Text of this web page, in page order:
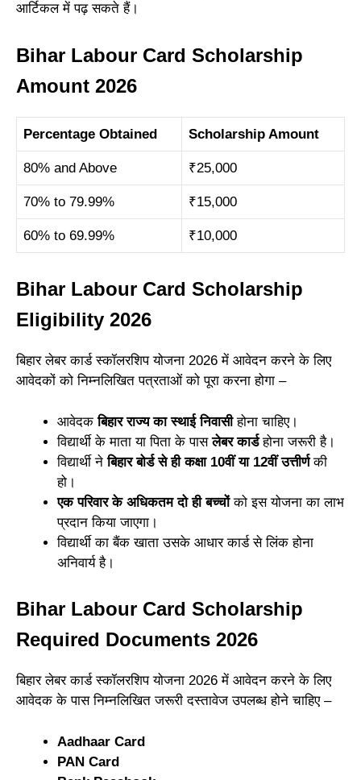
आर्टिकल में पढ़ सकते हैं।
Bihar Labour Card Scholarship
Amount 2026
Percentage Obtained Scholarship Amount
80% and Above ₹25,000
70% to 79.99% ₹15,000
60% to 69.99% ₹10,000
Bihar Labour Card Scholarship
Eligibility 2026
बिहार लेबर कार्ड स्कॉलरशिप योजना 2026 में आवेदन करने के लिए
आवेदकों को निम्नलिखित पत्रताओं को पूरा करना होगा –
आवेदकबिहार राज्य का स्थाई निवासीहोना चाहिए।
विद्यार्थी के माता या पिता के पासलेबर कार्डहोना जरूरी है।
विद्यार्थी नेबिहार बोर्ड से ही कक्षा 10वीं या 12वीं उत्तीर्णकी
हो।
एक परिवार के अधिकतम दो ही बच्चोंको इस योजना का लाभ
प्रदान किया जाएगा।
विद्यार्थी का बैंक खाता उसके आधार कार्ड से लिंक होना
अनिवार्य है।
Bihar Labour Card Scholarship
Required Documents 2026
बिहार लेबर कार्ड स्कॉलरशिप योजना 2026 में आवेदन करने के लिए
आवेदक के पास निम्नलिखित जरूरी दस्तावेज उपलब्ध होने चाहिए –
Aadhaar Card
PAN Card